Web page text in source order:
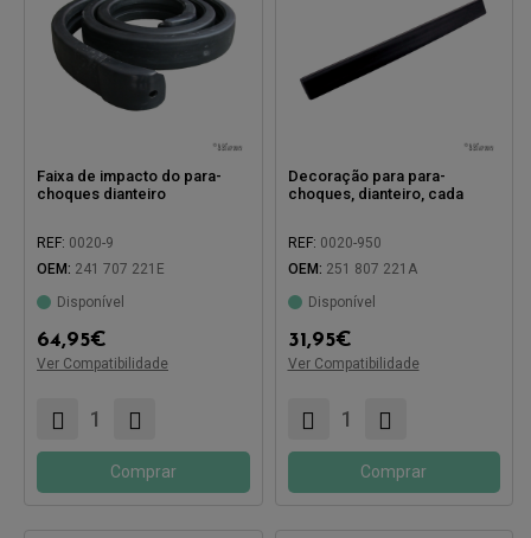
Faixa de impacto do para-
choques dianteiro
REF: 0020-9
OEM: 241 707 221E
Disponível
64,95€
Ver Compatibilidade
Comprar
Decoração para para-
choques, dianteiro, cada
REF: 0020-950
OEM: 251 807 221A
Disponível
31,95€
Ver Compatibilidade
Comprar